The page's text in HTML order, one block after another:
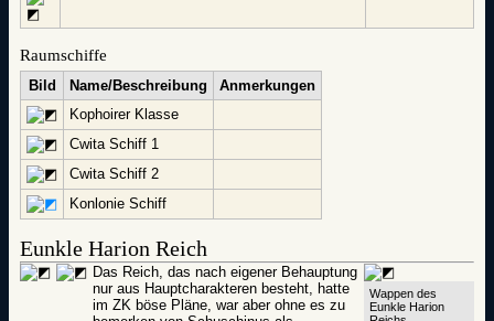
Raumschiffe
Bild Name/Beschreibung
Anmerkungen
Kophoirer Klasse
Cwita Schiff 1
Cwita Schiff 2
Konlonie Schiff
Eunkle Harion Reich
Wappen des
Eunkle Harion
Das Reich, das nach eigener Behauptung
nur aus Hauptcharakteren besteht, hatte
im ZK böse Pläne, war aber ohne es zu